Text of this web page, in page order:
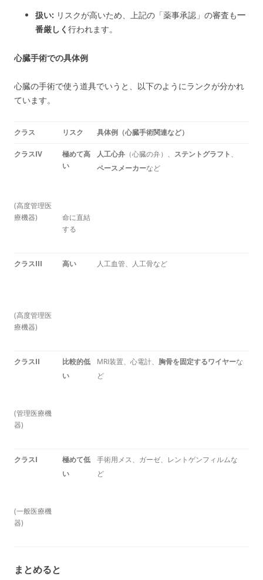
扱い: リスクが高いため、上記の「薬事承認」の審査も一
番厳しく 行われます。
心臓手術での具体例
心臓の手術で使う道具でいうと、以下のようにランクが分かれ
ています。
クラス リスク 具体例（心臓手術関連など）
クラスIV
(高度管理医
療機器)
極めて高
い
命に直結
する
人工心弁 （心臓の弁）、 ステントグラフト、
ペースメーカーなど
クラスIII
(高度管理医
療機器)
高い 人工血管、人工骨など
クラスII
(管理医療機
器)
比較的低
い
MRI装置、心電計、 胸骨を固定するワイヤーな
ど
クラスI
(一般医療機
器)
極めて低
い
手術用メス、ガーゼ、レントゲンフィルムな
ど
まとめると